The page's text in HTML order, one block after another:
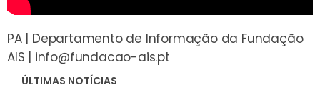
PA | Departamento de Informação da Fundação
AIS | info@fundacao-ais.pt
ÚLTIMAS NOTÍCIAS